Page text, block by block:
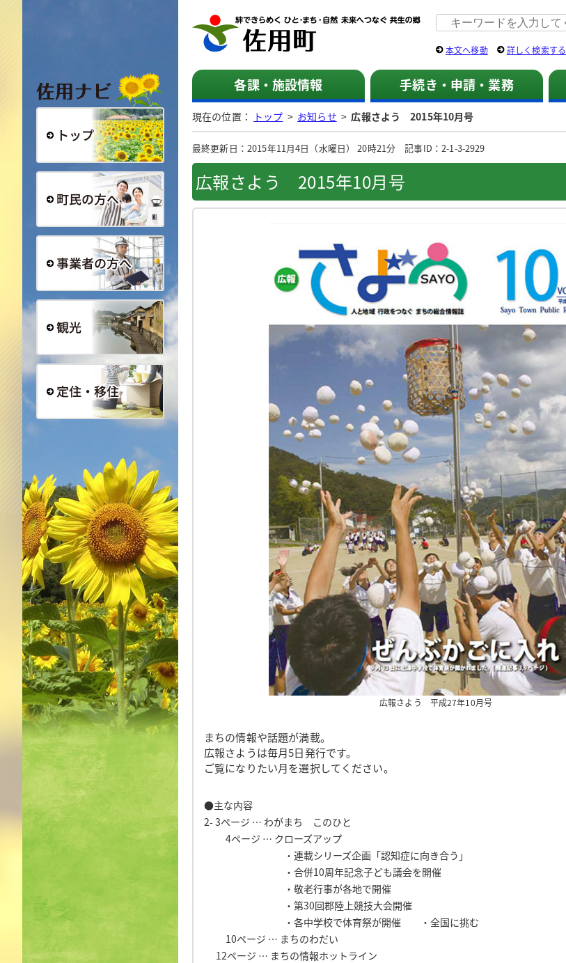
総合トップ
事業者の方へ
定住・移住
佐用町 公式ホームページ
本文へ移動 詳しく検索する
各課・施設情報 手続き・申請・業務
現在の位置： トップ > お知らせ >広報さよう 2015年10月号
最終更新日：2015年11月4日（水曜日） 20時21分 記事ID：2-1-3-2929
広報さよう 2015年10月号
広報さよう 平成27年10月号
まちの情報や話題が満載。
広報さようは毎月5日発行です。
ご覧になりたい月を選択してください。
●主な内容
2- 3ページ … わがまち このひと
4ページ … クローズアップ
・連載シリーズ企画「認知症に向き合う」
・合併10周年記念子ども議会を開催
・敬老行事が各地で開催
・第30回郡陸上競技大会開催
・各中学校で体育祭が開催 ・全国に挑む
10ページ … まちのわだい
12ページ … まちの情報ホットライン